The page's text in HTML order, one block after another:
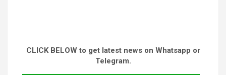
CLICK BELOW to get latest news on Whatsapp or
Telegram.